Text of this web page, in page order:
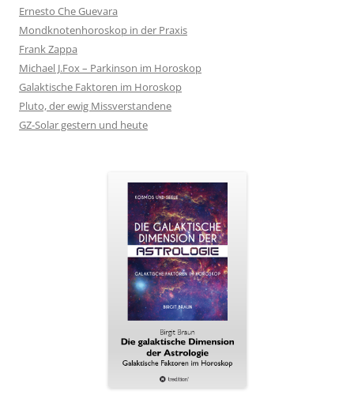
Ernesto Che Guevara
Mondknotenhoroskop in der Praxis
Frank Zappa
Michael J.Fox – Parkinson im Horoskop
Galaktische Faktoren im Horoskop
Pluto, der ewig Missverstandene
GZ-Solar gestern und heute